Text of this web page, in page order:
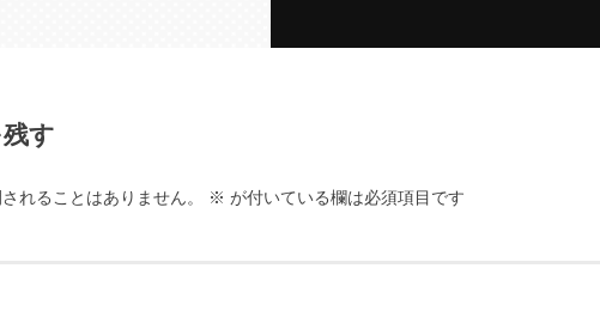
す
れることはありません。 ※ が付いている欄は必須項目です